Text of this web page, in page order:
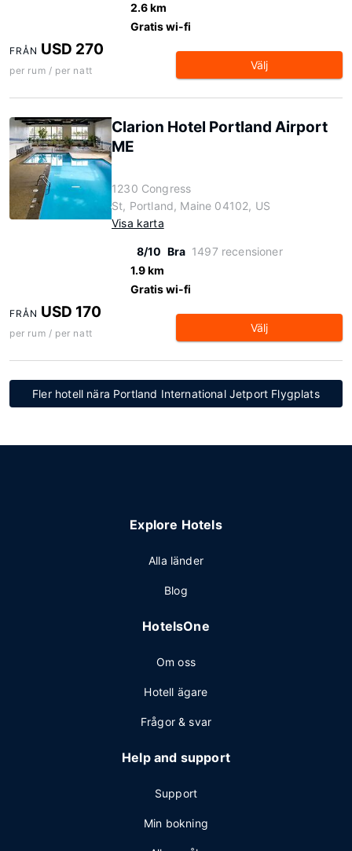
2.6 km
Gratis wi-fi
FRÅN USD 270
per rum / per natt Välj
Clarion Hotel Portland Airport
ME
1230 Congress
St, Portland, Maine 04102, US
Visa karta
8/10 Bra 1497 recensioner
1.9 km
Gratis wi-fi
FRÅN USD 170
per rum / per natt Välj
Fler hotell nära Portland International Jetport Flygplats
Explore Hotels
Alla länder
Blog
HotelsOne
Om oss
Hotell ägare
Frågor & svar
Help and support
Support
Min bokning